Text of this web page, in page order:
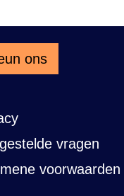
ons
vragen
voorwaarden